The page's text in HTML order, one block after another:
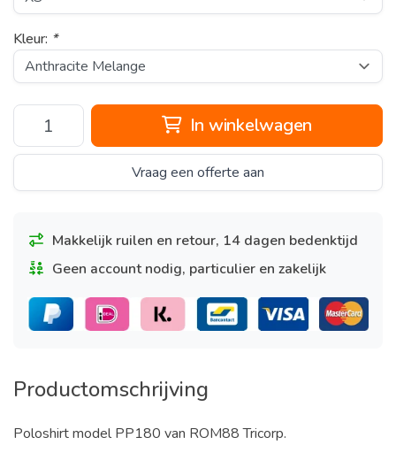
Kleur: *
In winkelwagen
Vraag een offerte aan
Makkelijk ruilen en retour, 14 dagen bedenktijd
Geen account nodig, particulier en zakelijk
Productomschrijving
Poloshirt model PP180 van ROM88 Tricorp.